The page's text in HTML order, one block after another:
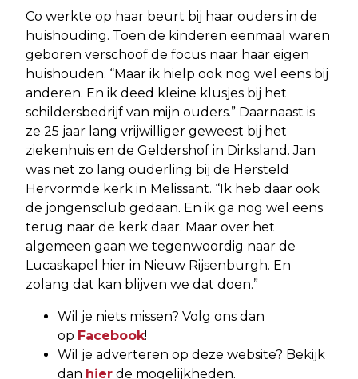
Co werkte op haar beurt bij haar ouders in de
huishouding. Toen de kinderen eenmaal waren
geboren verschoof de focus naar haar eigen
huishouden. “Maar ik hielp ook nog wel eens bij
anderen. En ik deed kleine klusjes bij het
schildersbedrijf van mijn ouders.” Daarnaast is
ze 25 jaar lang vrijwilliger geweest bij het
ziekenhuis en de Geldershof in Dirksland. Jan
was net zo lang ouderling bij de Hersteld
Hervormde kerk in Melissant. “Ik heb daar ook
de jongensclub gedaan. En ik ga nog wel eens
terug naar de kerk daar. Maar over het
algemeen gaan we tegenwoordig naar de
Lucaskapel hier in Nieuw Rijsenburgh. En
zolang dat kan blijven we dat doen.”
Wil je niets missen? Volg ons dan
op Facebook!
Wil je adverteren op deze website? Bekijk
dan hier de mogelijkheden.